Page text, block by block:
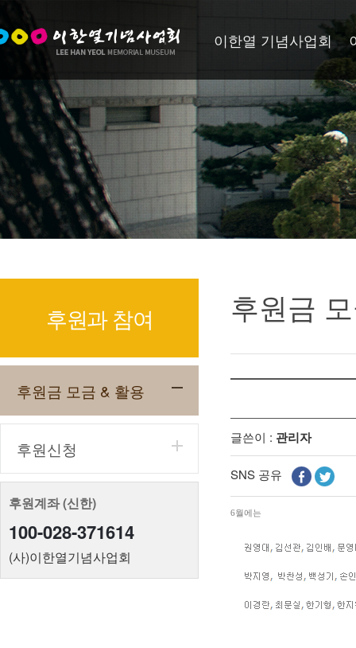
이한열 기념사업회
후원과 참여
후원금 모금 & 활용
후원신청
후원계좌 (신한)
100-028-371614
(사)이한열기념사업회
후원금
글쓴이 : 관리자
SNS 공유
6월에는